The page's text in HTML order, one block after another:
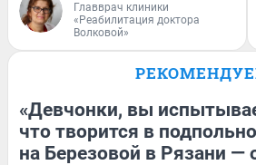
Главврач клиники
«Реабилитация доктора
Волковой»
«Девчонки, вы
что творится в
на Березовой в Рязани —